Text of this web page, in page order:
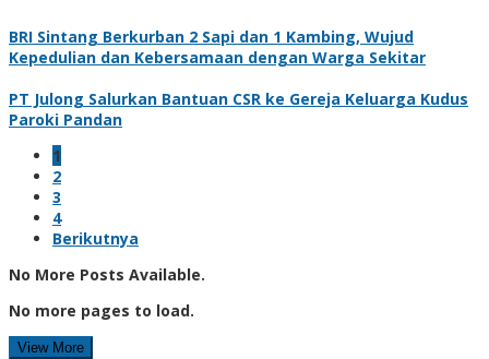
BRI Sintang Berkurban 2 Sapi dan 1 Kambing, Wujud
Kepedulian dan Kebersamaan dengan Warga Sekitar
PT Julong Salurkan Bantuan CSR ke Gereja Keluarga Kudus
Paroki Pandan
1
2
3
4
Berikutnya
No More Posts Available.
No more pages to load.
View More